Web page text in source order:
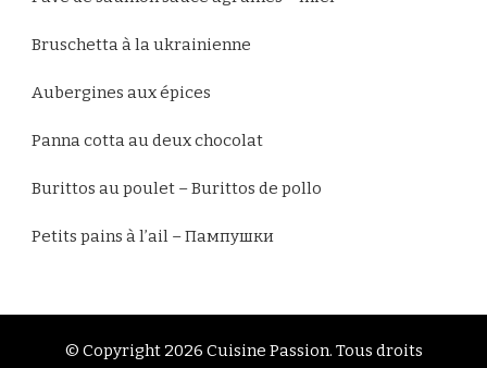
Bruschetta à la ukrainienne
Aubergines aux épices
Panna cotta au deux chocolat
Burittos au poulet – Burittos de pollo
Petits pains à l’ail – Пампушки
© Copyright 2026 Cuisine Passion. Tous droits